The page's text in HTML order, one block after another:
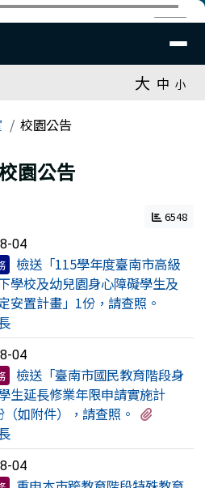
球資訊網
大 中 小
校園公告
園公告
6548
04
檢送「115學年度臺南市高級
學校及幼兒園身心障礙學生及
安置計畫」1份，請查照。
04
檢送「臺南市國民教育階段身
生延長修業年限申請實施計
（如附件），請查照。
04